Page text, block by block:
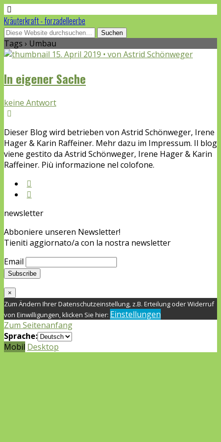
Kräuterkraft - forzadelleerbe
Tags › Umbau
15. April 2019 • von Astrid Schönweger
In eigener Sache
keine Antwort
Dieser Blog wird betrieben von Astrid Schönweger, Irene
Hager & Karin Raffeiner. Mehr dazu im Impressum. Il blog
viene gestito da Astrid Schönweger, Irene Hager & Karin
Raffeiner. Più informazione nel colofone.
newsletter
Abboniere unseren Newsletter!
Tieniti aggiornato/a con la nostra newsletter
Email
×
Zum Ändern Ihrer Datenschutzeinstellung, z.B. Erteilung oder Widerruf
von Einwilligungen, klicken Sie hier: Einstellungen
Zum Seitenanfang
Sprache:
Mobil Desktop